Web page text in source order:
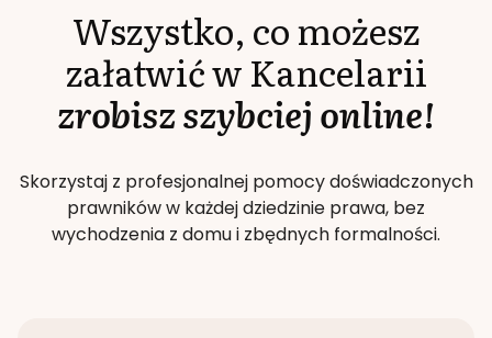
Wszystko, co możesz
załatwić w Kancelarii
zrobisz szybciej online!
Skorzystaj z profesjonalnej pomocy doświadczonych
prawników w każdej dziedzinie prawa, bez
wychodzenia z domu i zbędnych formalności.